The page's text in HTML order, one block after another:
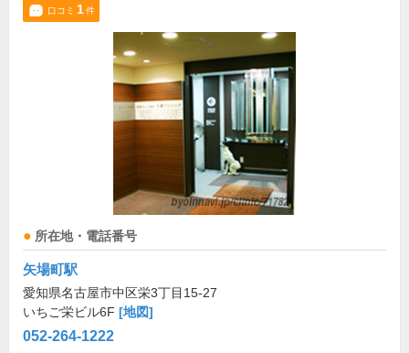
口コミ 1件
所在地・電話番号
矢場町駅
愛知県名古屋市中区栄3丁目15-27
いちご栄ビル6F [地図]
052-264-1222